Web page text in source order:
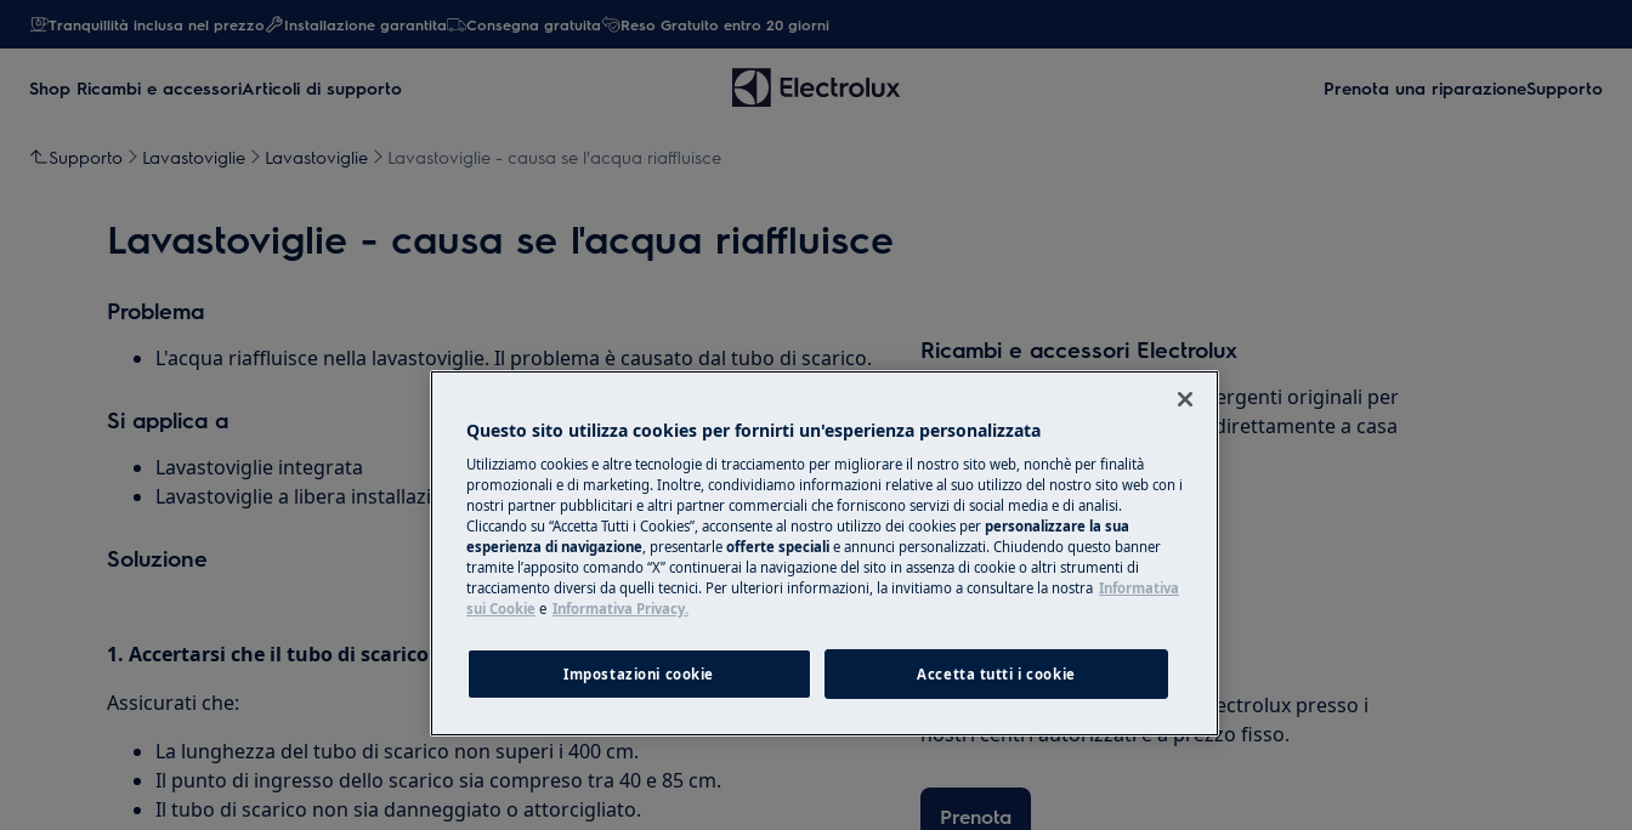
Tranquillità inclusa nel prezzo Installazione garantita Consegna gratuita Reso Gratuito entro 20 giorni
Shop Ricambi e accessoriArticoli di supporto Prenota una riparazioneSupporto
Supporto Lavastoviglie Lavastoviglie Lavastoviglie - causa se l'acqua riaffluisce
Lavastoviglie - causa se l'acqua riaffluisce
Problema
L'acqua riaffluisce nella lavastoviglie. Il problema è causato dal tubo di scarico.
Si applica a
Lavastoviglie integrata
Lavastoviglie a libera installazione
Soluzione
1. Accertarsi che il tubo di scarico sia stato installato correttamente.
Assicurati che:
La lunghezza del tubo di scarico non superi i 400 cm.
Il punto di ingresso dello scarico sia compreso tra 40 e 85 cm.
Il tubo di scarico non sia danneggiato o attorcigliato.
Ricambi e accessori Electrolux
Compra ricambi, accessori e detergenti originali per
il tuo elettrodomestico e ricevili direttamente a casa
tua.
Shop online
Prenota una riparazione
Ripara il tuo elettrodomestico Electrolux presso i
nostri centri autorizzati e a prezzo fisso.
Prenota
Questo sito utilizza cookies per fornirti un'esperienza personalizzata
Utilizziamo cookies e altre tecnologie di tracciamento per migliorare il nostro sito web, nonchè per finalità
promozionali e di marketing. Inoltre, condividiamo informazioni relative al suo utilizzo del nostro sito web con i
nostri partner pubblicitari e altri partner commerciali che forniscono servizi di social media e di analisi.
Cliccando su “Accetta Tutti i Cookies”, acconsente al nostro utilizzo dei cookies per personalizzare la sua
esperienza di navigazione, presentarle offerte speciali e annunci personalizzati. Chiudendo questo banner
tramite l’apposito comando “X” continuerai la navigazione del sito in assenza di cookie o altri strumenti di
tracciamento diversi da quelli tecnici. Per ulteriori informazioni, la invitiamo a consultare la nostra Informativa
sui Cookie e Informativa Privacy.
Impostazioni cookie Accetta tutti i cookie